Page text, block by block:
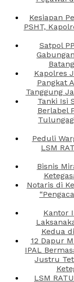
Kesiapan
PSHT,
Satpol
Kapolres
Pangkat
Tanggung
Tanki Isi
Berlabel
Peduli
LSM
Bisnis
Notaris di
Kantor
Kedua
12 Dapur
IPAL
Justru
LSM